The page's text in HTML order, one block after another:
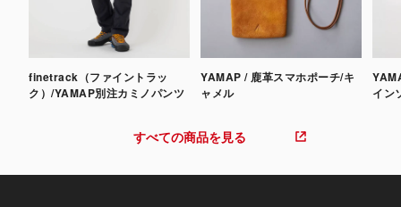
finetrack（ファイントラッ
ク）/YAMAP別注カミノパンツ
YAMAP / 鹿革スマホポーチ/キ
ャメル
イン
すべての商品を見る